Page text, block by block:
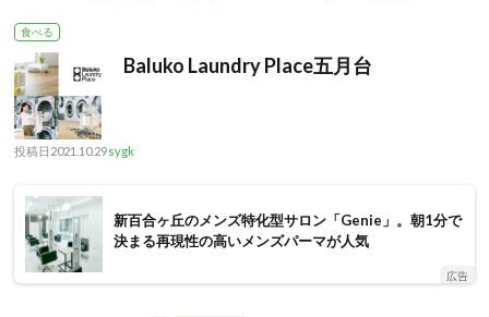
食べる
Baluko Laundry Place五月台
投稿日 2021.10.29sygk
新百合ヶ丘のメンズ特化型サロン「Genie」。朝1分で
決まる再現性の高いメンズパーマが人気
広告